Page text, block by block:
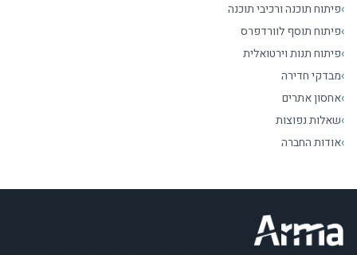
›פיתוח תוכנה ורכיבי תוכנה
›פיתוח תוסף לוורדפרס
›פיתוח תנות וירטואלית
›מבדקי חדירה
›אחסון אתרים
›שאלות נפוצות
›אודות החברה